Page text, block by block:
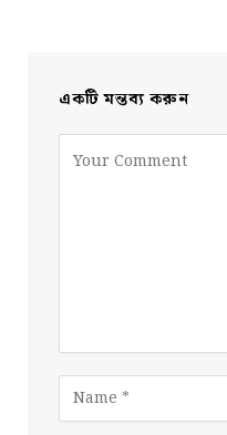
একটি মন্তব্য করুন